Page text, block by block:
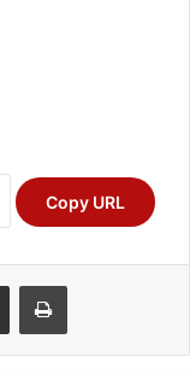
Copy URL
Share via Email Print